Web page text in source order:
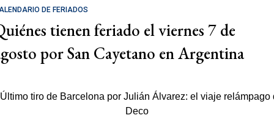
DE FERIADOS
tienen feriado el viernes 7 de
por San Cayetano en Argentina